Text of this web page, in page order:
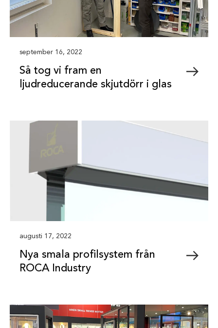
september 16, 2022
Så tog vi fram en
ljudreducerande skjutdörr i glas
augusti 17, 2022
Nya smala profilsystem från
ROCA Industry